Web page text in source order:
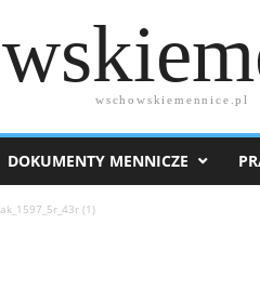
wschowskiemennice.pl
DOKUMENTY MENNICZE
(1)